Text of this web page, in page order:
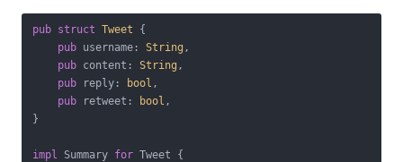
pub struct Tweet {
pub username: String ,
pub content: String ,
pub reply: bool ,
pub retweet: bool ,
}
impl Summary for Tweet {